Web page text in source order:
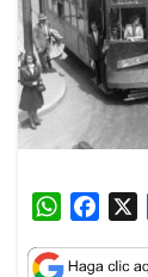
W
a
c